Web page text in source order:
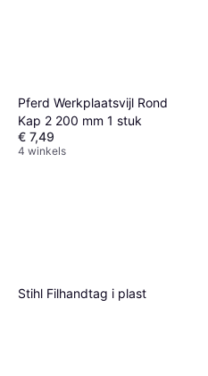
Pferd Werkplaatsvijl Rond
Kap 2 200 mm 1 stuk
€ 7,49
4 winkels
Stihl Filhandtag i plast